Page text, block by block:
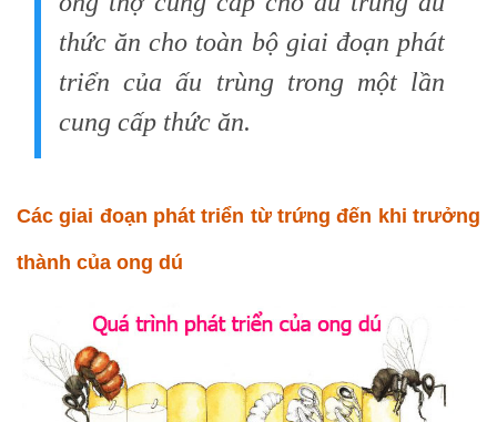
thức ăn cho toàn bộ giai đoạn phát
triển của ấu trùng trong một lần
cung cấp thức ăn.
Các giai đoạn phát triển từ trứng đến khi trưởng
thành của ong dú